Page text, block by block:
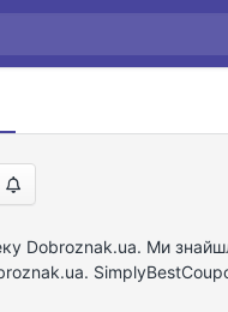
Dobroznak.ua. Ми